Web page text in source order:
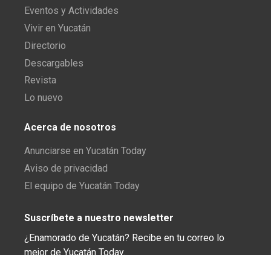
Eventos y Actividades
Vivir en Yucatán
Directorio
Descargables
Revista
Lo nuevo
Acerca de nosotros
Anunciarse en Yucatán Today
Aviso de privacidad
El equipo de Yucatán Today
Suscríbete a nuestro newsletter
¿Enamorado de Yucatán? Recibe en tu correo lo
mejor de Yucatán Today.